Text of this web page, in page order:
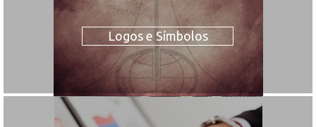
Logos e Símbolos